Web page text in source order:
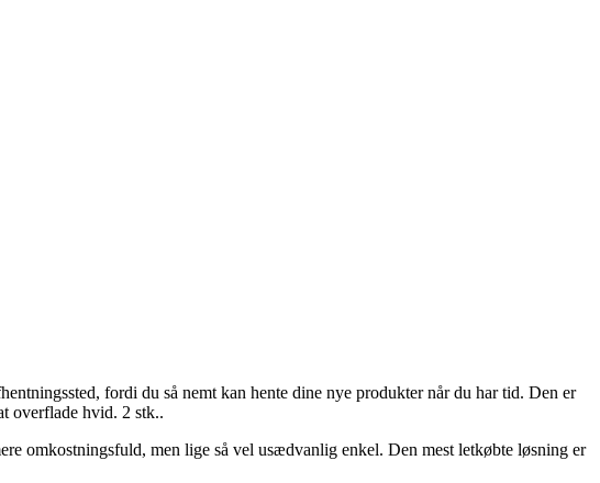
fordi du så nemt kan hente dine nye produkter når du har tid. Den er
overflade hvid. 2 stk..
omkostningsfuld, men lige så vel usædvanlig enkel. Den mest letkøbte løsning er